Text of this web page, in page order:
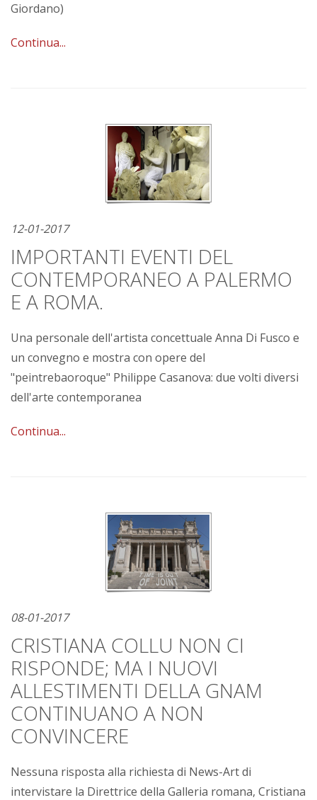
Giordano)
Continua...
12-01-2017
IMPORTANTI EVENTI DEL
CONTEMPORANEO A PALERMO
E A ROMA.
Una personale dell'artista concettuale Anna Di Fusco e
un convegno e mostra con opere del
"peintrebaoroque" Philippe Casanova: due volti diversi
dell'arte contemporanea
Continua...
08-01-2017
CRISTIANA COLLU NON CI
RISPONDE; MA I NUOVI
ALLESTIMENTI DELLA GNAM
CONTINUANO A NON
CONVINCERE
Nessuna risposta alla richiesta di News-Art di
intervistare la Direttrice della Galleria romana, Cristiana